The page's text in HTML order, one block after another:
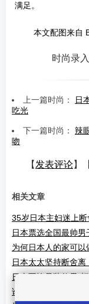
满足。
本文配图来自
时尚录
上一篇时尚：
日
吃光
下一篇时尚： 辣
吻
【 发表评论】
相关文章
35岁日本主妇迷上
日本票选全国最帅
为何日本人的家可
日本太太坚持断舍
日本不愧是装修界“
谁说老年人不懂时尚